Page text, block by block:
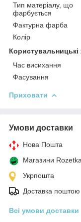
Тип матеріалу, що
фарбується
Фактурна фарба
Колір
Користувальницькі
Час висихання
Фасування
Приховати
Умови доставки
Нова Пошта
Магазини Rozetka
Укрпошта
Доставка поштою
Всі умови доставки